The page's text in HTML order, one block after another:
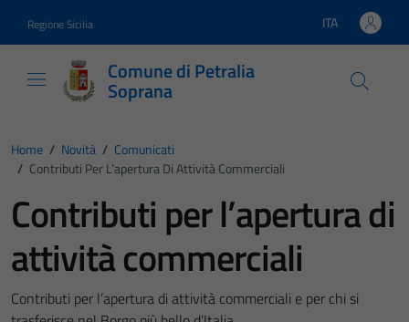
Regione Sicilia Lingua attiva:
ITA
Comune di Petralia
Soprana
Home / Novità / Comunicati
/ Contributi Per L’apertura Di Attività Commerciali
Contributi per l’apertura di
attività commerciali
Contributi per l’apertura di attività commerciali e per chi si